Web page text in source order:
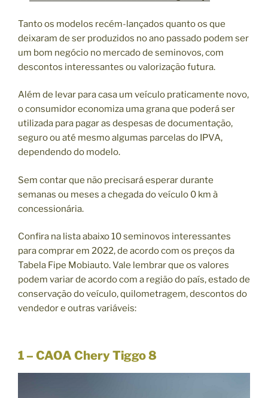
Tanto os modelos recém-lançados quanto os que
deixaram de ser produzidos no ano passado podem ser
um bom negócio no mercado de seminovos, com
descontos interessantes ou valorização futura.
Além de levar para casa um veículo praticamente novo,
o consumidor economiza uma grana que poderá ser
utilizada para pagar as despesas de documentação,
seguro ou até mesmo algumas parcelas do IPVA,
dependendo do modelo.
Sem contar que não precisará esperar durante
semanas ou meses a chegada do veículo 0 km à
concessionária.
Confira na lista abaixo 10 seminovos interessantes
para comprar em 2022, de acordo com os preços da
Tabela Fipe Mobiauto. Vale lembrar que os valores
podem variar de acordo com a região do país, estado de
conservação do veículo, quilometragem, descontos do
vendedor e outras variáveis:
1 – CAOA Chery Tiggo 8